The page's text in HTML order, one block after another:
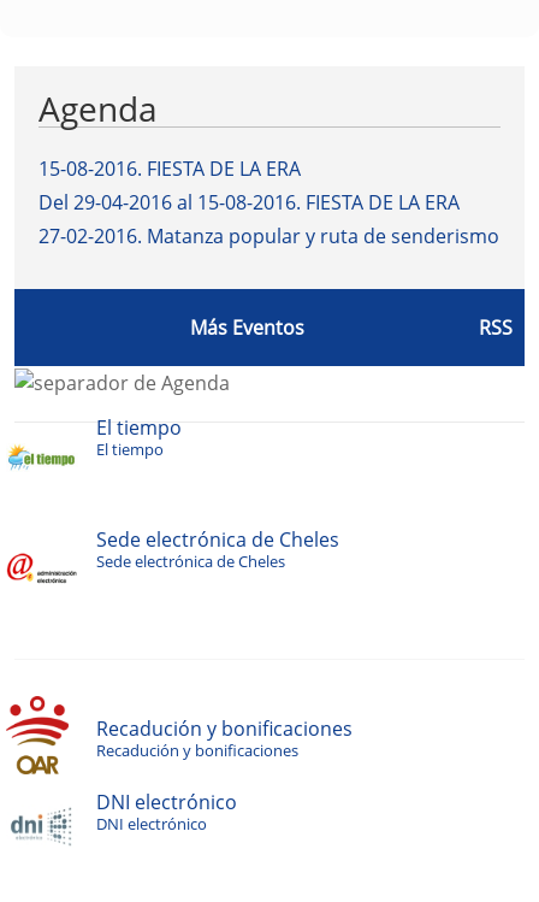
Agenda
15-08-2016. FIESTA DE LA ERA
Del 29-04-2016 al 15-08-2016. FIESTA DE LA ERA
27-02-2016. Matanza popular y ruta de senderismo
Más Eventos RSS
El tiempo
El tiempo
Sede electrónica de Cheles
Sede electrónica de Cheles
Recadución y bonificaciones
Recadución y bonificaciones
DNI electrónico
DNI electrónico